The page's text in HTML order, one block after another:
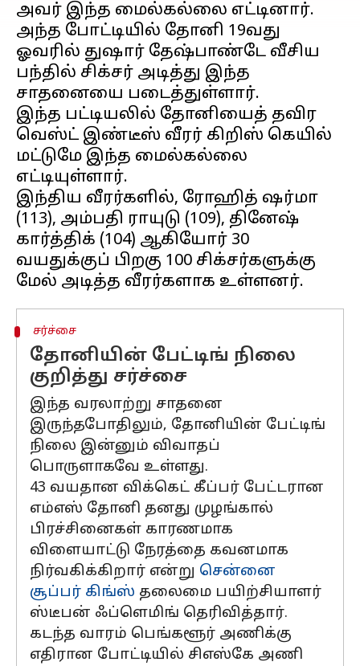
அவர் இந்த மைல்கல்லை எட்டினார்.
அந்த போட்டியில் தோனி 19வது
ஓவரில் துஷார் தேஷ்பாண்டே வீசிய
பந்தில் சிக்சர் அடித்து இந்த
சாதனையை படைத்துள்ளார்.
இந்த பட்டியலில் தோனியைத் தவிர
வெஸ்ட் இண்டீஸ் வீரர் கிறிஸ் கெயில்
மட்டுமே இந்த மைல்கல்லை
எட்டியுள்ளார்.
இந்திய வீரர்களில், ரோஹித் ஷர்மா
(113), அம்பதி ராயுடு (109), தினேஷ்
கார்த்திக் (104) ஆகியோர் 30
வயதுக்குப் பிறகு 100 சிக்சர்களுக்கு
சர்ச்சை
தோனியின் பேட்டிங் நிலை
குறித்து சர்ச்சை
இந்த வரலாற்று சாதனை
இருந்தபோதிலும், தோனியின் பேட்டிங்
நிலை இன்னும் விவாதப்
பொருளாகவே உள்ளது.
43 வயதான விக்கெட் கீப்பர் பேட்டரான
எம்எஸ் தோனி தனது முழங்கால்
பிரச்சினைகள் காரணமாக
விளையாட்டு நேரத்தை கவனமாக
நிர்வகிக்கிறார் என்று சென்னை
சூப்பர் கிங்ஸ் தலைமை பயிற்சியாளர்
ஸ்டீபன் ஃப்ளெமிங் தெரிவித்தார்.
கடந்த வாரம் பெங்களூர் அணிக்கு
எதிரான போட்டியில் சிஎஸ்கே அணி